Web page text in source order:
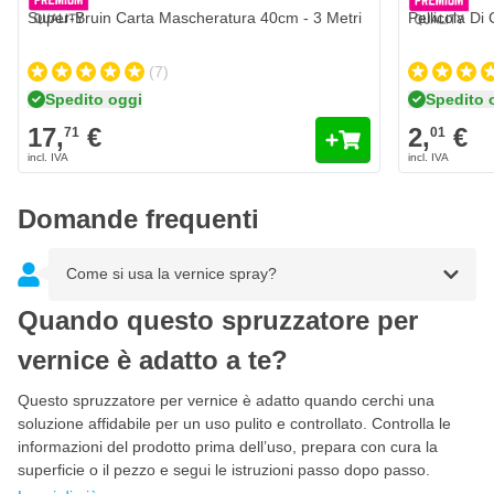
3 modalità di spruzzatura: regolazione autonoma della
quantità di spruzzo
Ugello I-spray brevettato per una migliore nebulizzazione
Tracolla di alta qualità per un trasporto confortevole
Larghezza di spruzzo regolabile
Serbatoio della vernice: 1,3 litri
Capacità di spruzzo: 130 watt
Lunghezza del tubo flessibile: 1,8 metri
Cavo di alimentazione: 2 metri
Super-Bruin Carta Mascheratura 40cm - 3 Metri
(7)
Spedito oggi
17,71 €
Pellicola Di
Spedito
2,01 €
Domande frequenti
Come si usa la vernice spray?
Quando questo spruzzatore per
vernice è adatto a te?
Questo spruzzatore per vernice è adatto quando cerchi una
soluzione affidabile per un uso pulito e controllato. Controlla le
informazioni del prodotto prima dell’uso, prepara con cura la
superficie o il pezzo e segui le istruzioni passo dopo passo.